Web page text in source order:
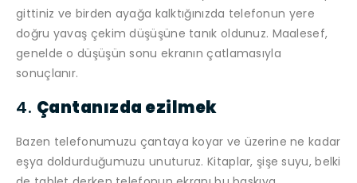
gittiniz ve birden ayağa kalktığınızda telefonun yere
doğru yavaş çekim düşüşüne tanık oldunuz. Maalesef,
genelde o düşüşün sonu ekranın çatlamasıyla
sonuçlanır.
4. Çantanızda ezilmek
Bazen telefonumuzu çantaya koyar ve üzerine ne kadar
eşya doldurduğumuzu unuturuz. Kitaplar, şişe suyu, belki